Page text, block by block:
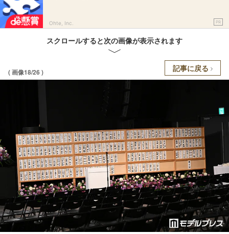
Ohte, Inc. PR
スクロールすると次の画像が表示されます
( 画像18/26 ) 記事に戻る